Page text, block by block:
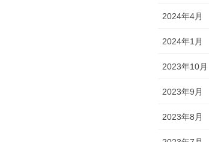
2024年4月
2024年1月
2023年10月
2023年9月
2023年8月